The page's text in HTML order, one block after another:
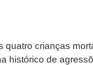
quatro crianças
histórico de